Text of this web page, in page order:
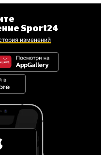
Sport24
изменений